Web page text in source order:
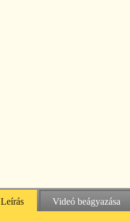
Leírás Videó beágyazása